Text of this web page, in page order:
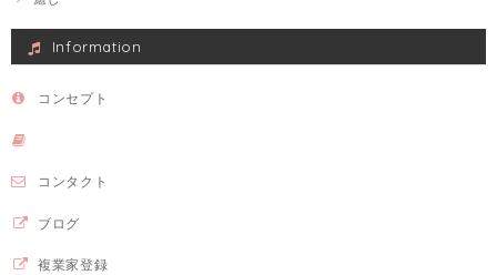
Information
コンセプト
コンタクト
ブログ
複業家登録